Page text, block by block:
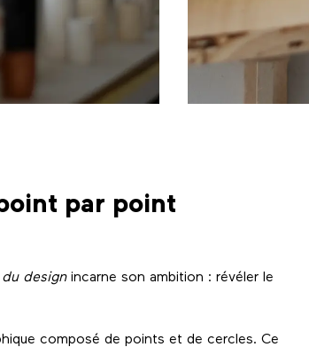
par point
designincarne son ambition : révéler le
composé de points et de cercles. Ce